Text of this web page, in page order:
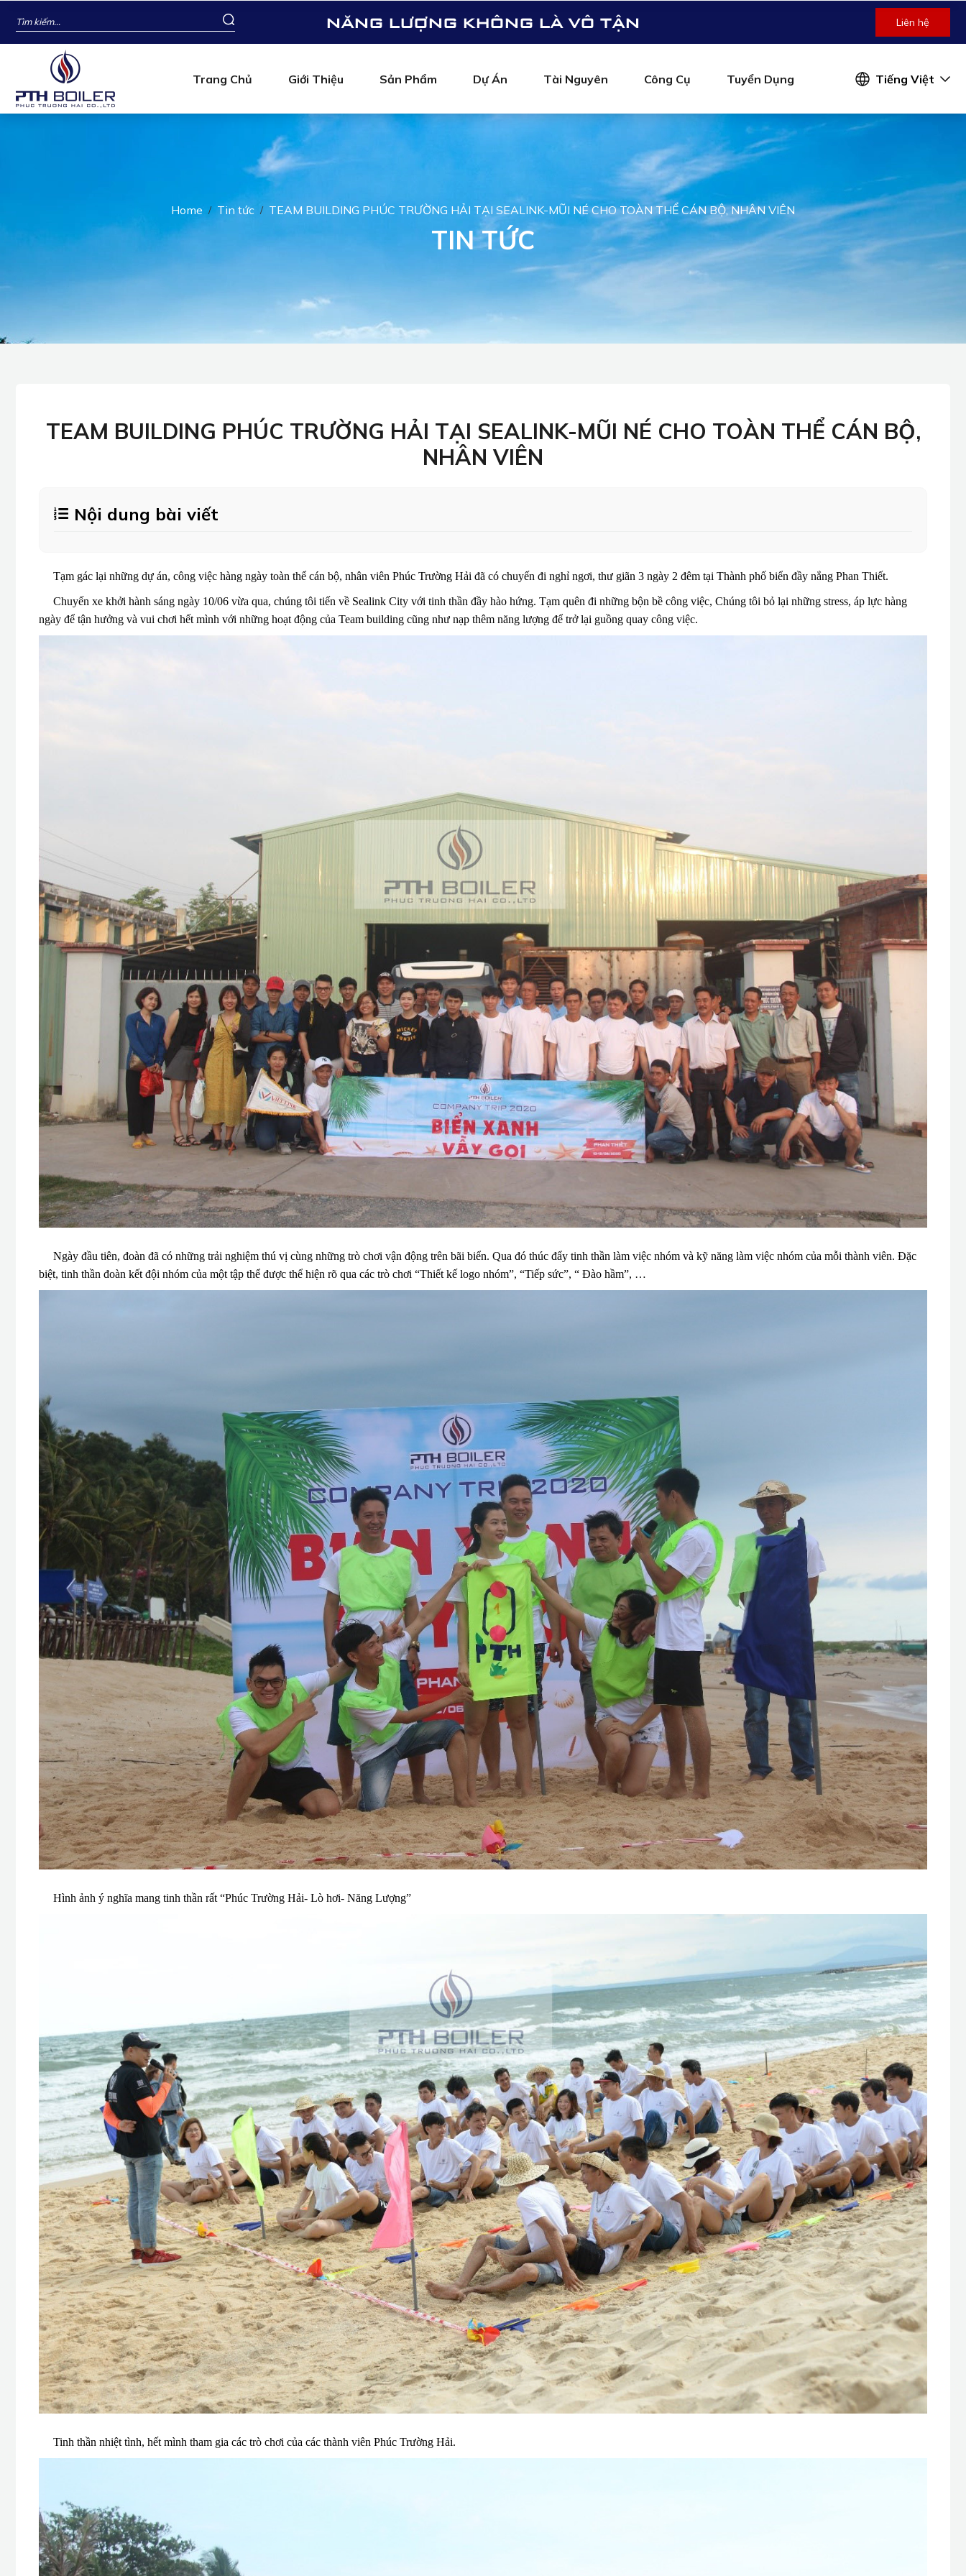
NĂNG LƯỢNG KHÔNG LÀ VÔ TẬN Liên hệ
Trang Chủ Giới Thiệu Sản Phẩm Dự Án Tài Nguyên Công Cụ Tuyển Dụng Tiếng Việt
Home Tin tức TEAM BUILDING PHÚC TRƯỜNG HẢI TẠI SEALINK-MŨI NÉ CHO TOÀN THỂ CÁN BỘ, NHÂN VIÊN
TIN TỨC
TEAM BUILDING PHÚC TRƯỜNG HẢI TẠI SEALINK-MŨI NÉ CHO TOÀN THỂ CÁN BỘ,
NHÂN VIÊN
Nội dung bài viết
Tạm gác lại những dự án, công việc hàng ngày toàn thể cán bộ, nhân viên Phúc Trường Hải đã có chuyến đi nghỉ ngơi, thư giãn 3 ngày 2 đêm tại Thành phố biển đầy nắng Phan Thiết.
Chuyến xe khởi hành sáng ngày 10/06 vừa qua, chúng tôi tiến về Sealink City với tinh thần đầy hào hứng. Tạm quên đi những bộn bề công việc, Chúng tôi bỏ lại những stress, áp lực hàng
ngày để tận hưởng và vui chơi hết mình với những hoạt động của Team building cũng như nạp thêm năng lượng để trở lại guồng quay công việc.
Ngày đầu tiên, đoàn đã có những trải nghiệm thú vị cùng những trò chơi vận động trên bãi biển. Qua đó thúc đẩy tinh thần làm việc nhóm và kỹ năng làm việc nhóm của mỗi thành viên. Đặc
biệt, tinh thần đoàn kết đội nhóm của một tập thể được thể hiện rõ qua các trò chơi “Thiết kế logo nhóm”, “Tiếp sức”, “ Đào hầm”, …
Hình ảnh ý nghĩa mang tinh thần rất “Phúc Trường Hải- Lò hơi- Năng Lượng”
Tinh thần nhiệt tình, hết mình tham gia các trò chơi của các thành viên Phúc Trường Hải.